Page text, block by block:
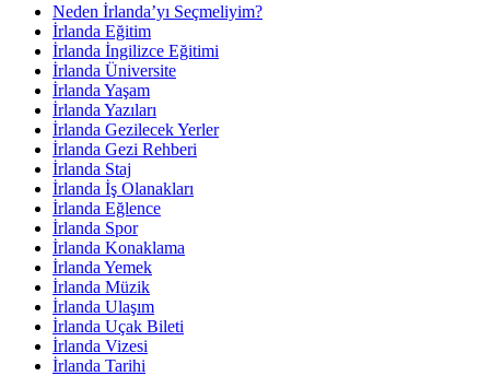
Neden İrlanda’yı Seçmeliyim?
İrlanda Eğitim
İrlanda İngilizce Eğitimi
İrlanda Üniversite
İrlanda Yaşam
İrlanda Yazıları
İrlanda Gezilecek Yerler
İrlanda Gezi Rehberi
İrlanda Staj
İrlanda İş Olanakları
İrlanda Eğlence
İrlanda Spor
İrlanda Konaklama
İrlanda Yemek
İrlanda Müzik
İrlanda Ulaşım
İrlanda Uçak Bileti
İrlanda Vizesi
İrlanda Tarihi